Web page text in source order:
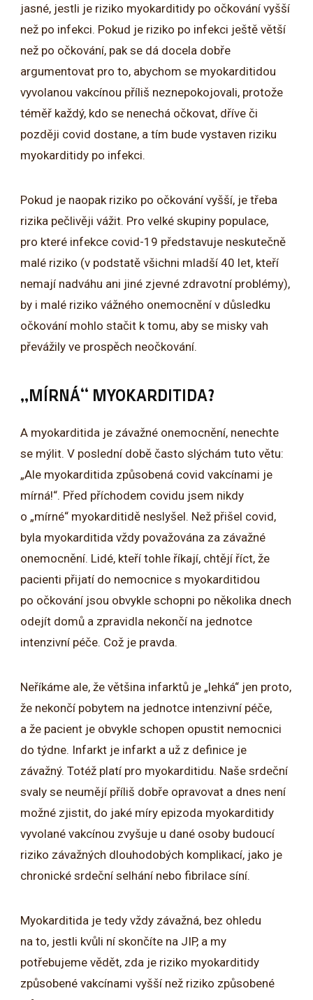
jasné, jestli je riziko myokarditidy po očkování vyšší
než po infekci. Pokud je riziko po infekci ještě větší
než po očkování, pak se dá docela dobře
argumentovat pro to, abychom se myokarditidou
vyvolanou vakcínou příliš neznepokojovali, protože
téměř každý, kdo se nenechá očkovat, dříve či
později covid dostane, a tím bude vystaven riziku
myokarditidy po infekci.
Pokud je naopak riziko po očkování vyšší, je třeba
rizika pečlivěji vážit. Pro velké skupiny populace,
pro které infekce covid-19 představuje neskutečně
malé riziko (v podstatě všichni mladší 40 let, kteří
nemají nadváhu ani jiné zjevné zdravotní problémy),
by i malé riziko vážného onemocnění v důsledku
očkování mohlo stačit k tomu, aby se misky vah
převážily ve prospěch neočkování.
„MÍRNÁ“ MYOKARDITIDA?
A myokarditida je závažné onemocnění, nenechte
se mýlit. V poslední době často slýchám tuto větu:
„Ale myokarditida způsobená covid vakcínami je
mírná!“. Před příchodem covidu jsem nikdy
o „mírné“ myokarditidě neslyšel. Než přišel covid,
byla myokarditida vždy považována za závažné
onemocnění. Lidé, kteří tohle říkají, chtějí říct, že
pacienti přijatí do nemocnice s myokarditidou
po očkování jsou obvykle schopni po několika dnech
odejít domů a zpravidla nekončí na jednotce
intenzivní péče. Což je pravda.
Neříkáme ale, že většina infarktů je „lehká“ jen proto,
že nekončí pobytem na jednotce intenzivní péče,
a že pacient je obvykle schopen opustit nemocnici
do týdne. Infarkt je infarkt a už z definice je
závažný. Totéž platí pro myokarditidu. Naše srdeční
svaly se neumějí příliš dobře opravovat a dnes není
možné zjistit, do jaké míry epizoda myokarditidy
vyvolané vakcínou zvyšuje u dané osoby budoucí
riziko závažných dlouhodobých komplikací, jako je
chronické srdeční selhání nebo fibrilace síní.
Myokarditida je tedy vždy závažná, bez ohledu
na to, jestli kvůli ní skončíte na JIP, a my
potřebujeme vědět, zda je riziko myokarditidy
způsobené vakcínami vyšší než riziko způsobené